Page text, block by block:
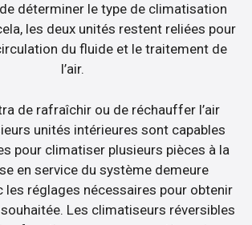
déterminer le type de climatisation
les deux unités restent reliées pour
du fluide et le traitement de
l’air.
de rafraîchir ou de réchauffer l’air
unités intérieures sont capables
pour climatiser plusieurs pièces à la
en service du système demeure
les réglages nécessaires pour obtenir
Les climatiseurs réversibles